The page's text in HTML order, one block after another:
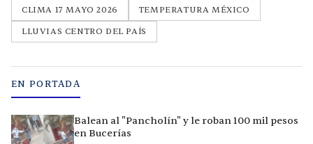
CLIMA 17 MAYO 2026
TEMPERATURA MÉXICO
LLUVIAS CENTRO DEL PAÍS
EN PORTADA
Balean al "Pancholín" y le roban 100 mil pesos
en Bucerías